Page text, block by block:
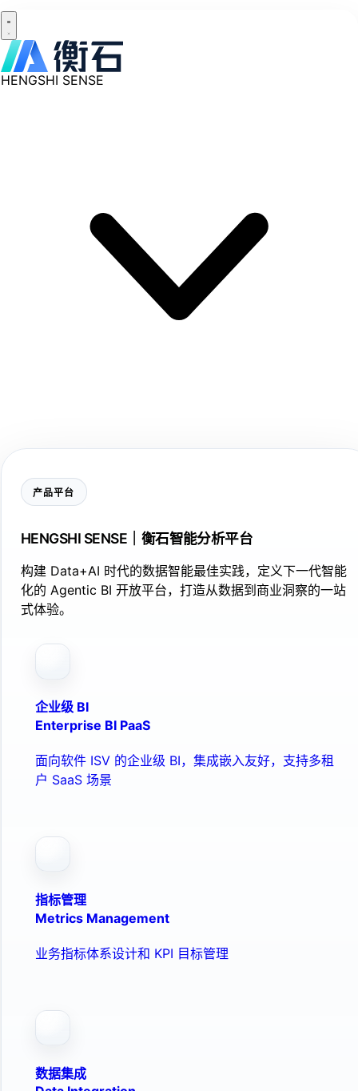
HENGSHI SENSE
产品平台
HENGSHI SENSE｜衡石智能分析平台
构建 Data+AI 时代的数据智能最佳实践，定义下一代智能
化的 Agentic BI 开放平台，打造从数据到商业洞察的一站
式体验。
企业级 BI
Enterprise BI PaaS
面向软件 ISV 的企业级 BI，集成嵌入友好，支持多租
户 SaaS 场景
指标管理
Metrics Management
业务指标体系设计和 KPI 目标管理
数据集成